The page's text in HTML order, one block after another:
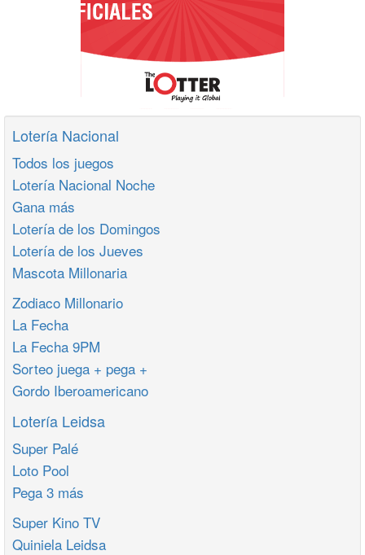
Lotería Nacional
Todos los juegos
Lotería Nacional Noche
Gana más
Lotería de los Domingos
Lotería de los Jueves
Mascota Millonaria
Zodiaco Millonario
La Fecha
La Fecha 9PM
Sorteo juega + pega +
Gordo Iberoamericano
Lotería Leidsa
Super Palé
Loto Pool
Pega 3 más
Super Kino TV
Quiniela Leidsa